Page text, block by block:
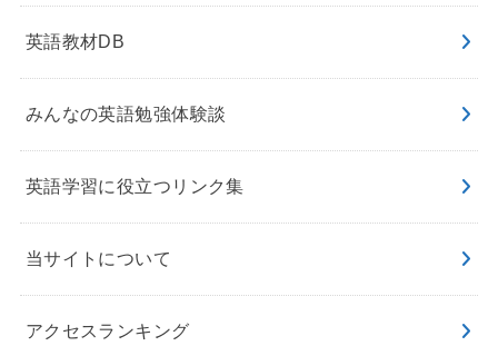
英語教材DB
みんなの英語勉強体験談
英語学習に役立つリンク集
当サイトについて
アクセスランキング